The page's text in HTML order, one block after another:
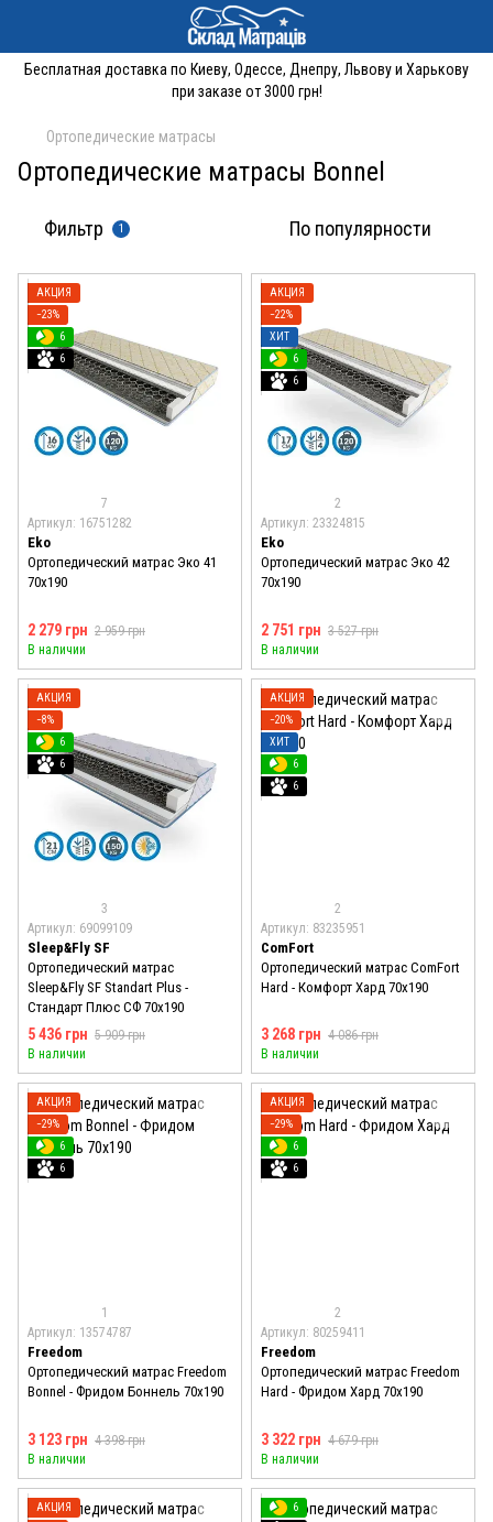
Бесплатная доставка по Киеву, Одессе, Днепру, Львову и Харькову
при заказе от 3000 грн!
Ортопедические матрасы
Ортопедические матрасы Bonnel
Фильтр 1 По популярности
АКЦИЯ
−23%
6
6
7
Артикул: 16751282
Eko
Ортопедический матрас Эко 41
70x190
2 279 грн 2 959 грн
В наличии
АКЦИЯ
−22%
ХИТ
6
6
2
Артикул: 23324815
Eko
Ортопедический матрас Эко 42
70x190
2 751 грн 3 527 грн
В наличии
АКЦИЯ
−8%
6
6
3
Артикул: 69099109
Sleep&Fly SF
Ортопедический матрас
Sleep&Fly SF Standart Plus -
Стандарт Плюс СФ 70x190
5 436 грн 5 909 грн
В наличии
АКЦИЯ
−20%
ХИТ
6
6
2
Артикул: 83235951
ComFort
Ортопедический матрас ComFort
Hard - Комфорт Хард 70x190
3 268 грн 4 086 грн
В наличии
АКЦИЯ
−29%
6
6
1
Артикул: 13574787
Freedom
Ортопедический матрас Freedom
Bonnel - Фридом Боннель 70x190
3 123 грн 4 398 грн
В наличии
АКЦИЯ
−29%
6
6
2
Артикул: 80259411
Freedom
Ортопедический матрас Freedom
Hard - Фридом Хард 70x190
3 322 грн 4 679 грн
В наличии
АКЦИЯ
6